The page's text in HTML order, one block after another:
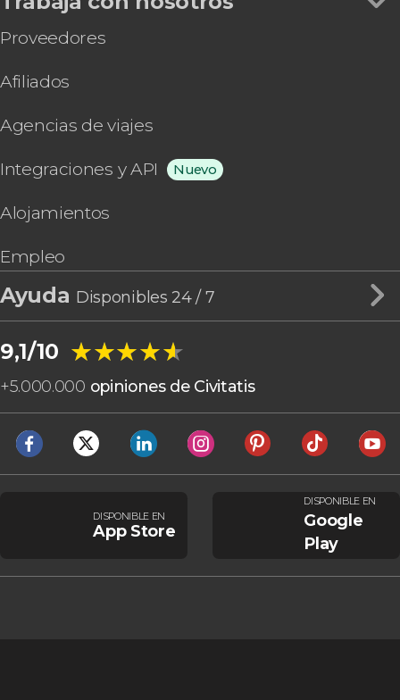
Proveedores
Afiliados
Agencias de viajes
Integraciones y API Nuevo
Alojamientos
Empleo
Ayuda Disponibles 24 / 7
9,1/10 ★★★★★
★★★★★
+5.000.000 opiniones de Civitatis
DISPONIBLE EN
App Store
DISPONIBLE EN
Google
Play